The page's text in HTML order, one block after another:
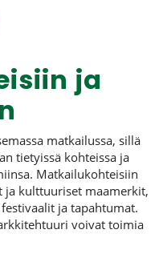
ja
matkailussa, sillä
tietyissä kohteissa ja
Matkailukohteisiin
ja kulttuuriset maamerkit,
ja tapahtumat.
voivat toimia